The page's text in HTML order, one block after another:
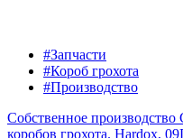
#Запчасти
#Короб грохота
#Производство
Собственное производство
коробов грохота. Hardox,